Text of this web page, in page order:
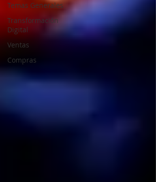
Temas Generales
Transformación
Digital
Ventas
Compras